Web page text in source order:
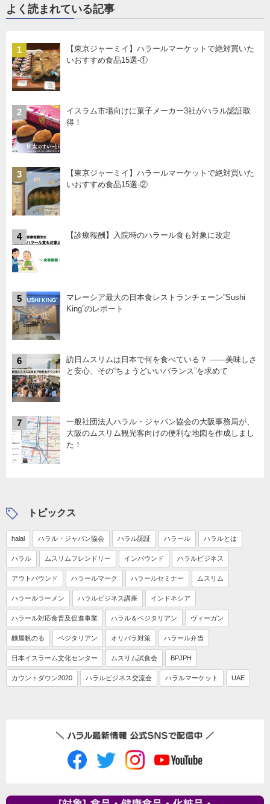
よく読まれている記事
1
【東京ジャーミイ】ハラールマーケットで絶対買いた
いおすすめ食品15選-①
2
イスラム市場向けに菓子メーカー3社がハラル認証取
得！
3
【東京ジャーミイ】ハラールマーケットで絶対買いた
いおすすめ食品15選-②
4 【診療報酬】入院時のハラール食も対象に改定
5
マレーシア最大の日本食レストランチェーン”Sushi
King”のレポート
6
訪日ムスリムは日本で何を食べている？ ――美味しさ
と安心、その“ちょうどいいバランス”を求めて
7
一般社団法人ハラル・ジャパン協会の大阪事務局が、
大阪のムスリム観光客向けの便利な地図を作成しまし
た！
トピックス
halal ハラル・ジャパン協会 ハラル認証 ハラール ハラルとは
ハラル ムスリムフレンドリー インバウンド ハラルビジネス
アウトバウンド ハラールマーク ハラールセミナー ムスリム
ハラールラーメン ハラルビジネス講座 インドネシア
ハラール対応食普及促進事業 ハラル＆ベジタリアン ヴィーガン
麵屋帆のる ベジタリアン オリパラ対策 ハラール弁当
日本イスラーム文化センター ムスリム試食会 BPJPH
カウントダウン2020 ハラルビジネス交流会 ハラルマーケット UAE